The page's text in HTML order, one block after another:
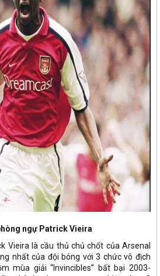
ngự Patrick Vieira
Vieira là cầu thủ chủ chốt của Arsenal
nhất của đội bóng với 3 chức vô địch
mùa giải “Invincibles” bất bại 2003-